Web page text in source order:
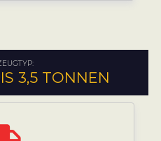
3,5 TONNEN